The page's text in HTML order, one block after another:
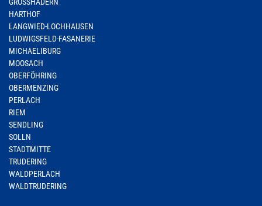
HARTHOF
LANGWIED-LOCHHAUSEN
LUDWIGSFELD-FASANERIE
MICHAELIBURG
MOOSACH
OBERFÖHRING
OBERMENZING
PERLACH
RIEM
SENDLING
SOLLN
STADTMITTE
TRUDERING
WALDPERLACH
WALDTRUDERING